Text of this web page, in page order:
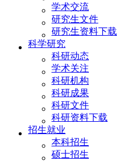
学术交流
研究生文件
研究生资料下载
科学研究
科研动态
学术关注
科研机构
科研成果
科研文件
科研资料下载
招生就业
本科招生
硕士招生